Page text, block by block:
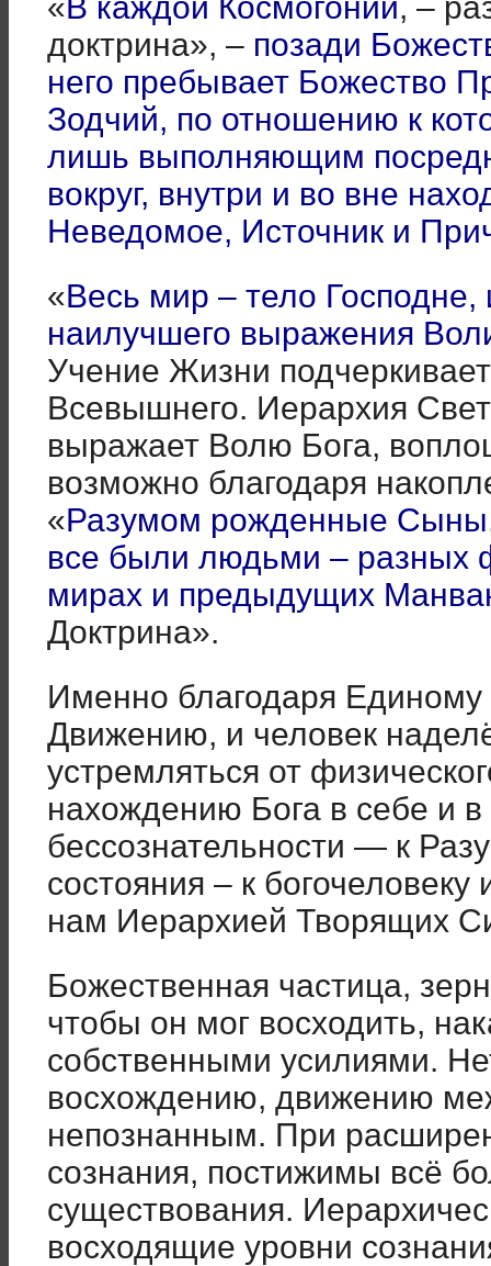
доктрина», – позади
него пребывает Божество
Зодчий, по отношению к
лишь выполняющим
вокруг, внутри и во вне
Неведомое, Источник и
«Весь мир – тело
наилучшего выражения
Учение Жизни
Всевышнего. Иерархия
выражает Волю Бога,
возможно благодаря
«Разумом рожденные
все были людьми – разных
мирах и предыдущих
Доктрина».
Именно благодаря
Движению, и человек
устремляться от
нахождению Бога в себе и
бессознательности — к
состояния – к богочеловеку
нам Иерархией Творящих
Божественная частица,
чтобы он мог восходить,
собственными усилиями.
восхождению, движению
непознанным. При
сознания, постижимы всё
существования.
восходящие уровни